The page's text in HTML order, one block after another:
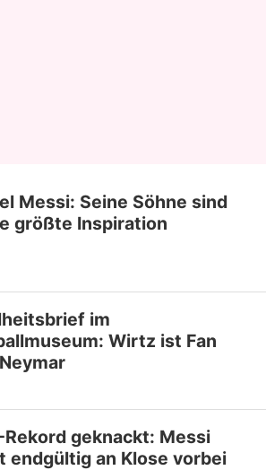
Messi: Seine Söhne sind
größte Inspiration
im
Wirtz ist Fan
geknackt: Messi
endgültig an Klose vorbei